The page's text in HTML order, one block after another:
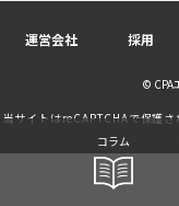
コラム
運営会社 採用
© CPA
当サイトはreCAPTCHAで保護